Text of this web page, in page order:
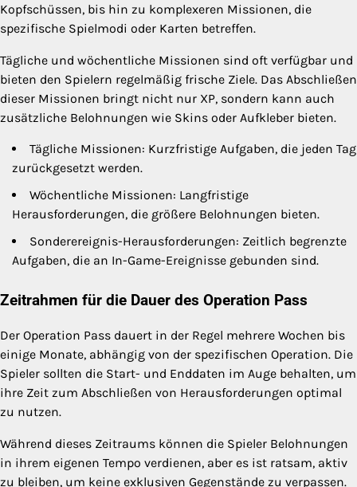
Kopfschüssen, bis hin zu komplexeren Missionen, die
spezifische Spielmodi oder Karten betreffen.
Tägliche und wöchentliche Missionen sind oft verfügbar und
bieten den Spielern regelmäßig frische Ziele. Das Abschließen
dieser Missionen bringt nicht nur XP, sondern kann auch
zusätzliche Belohnungen wie Skins oder Aufkleber bieten.
Tägliche Missionen: Kurzfristige Aufgaben, die jeden Tag
zurückgesetzt werden.
Wöchentliche Missionen: Langfristige
Herausforderungen, die größere Belohnungen bieten.
Sonderereignis-Herausforderungen: Zeitlich begrenzte
Aufgaben, die an In-Game-Ereignisse gebunden sind.
Zeitrahmen für die Dauer des Operation Pass
Der Operation Pass dauert in der Regel mehrere Wochen bis
einige Monate, abhängig von der spezifischen Operation. Die
Spieler sollten die Start- und Enddaten im Auge behalten, um
ihre Zeit zum Abschließen von Herausforderungen optimal
zu nutzen.
Während dieses Zeitraums können die Spieler Belohnungen
in ihrem eigenen Tempo verdienen, aber es ist ratsam, aktiv
zu bleiben, um keine exklusiven Gegenstände zu verpassen.